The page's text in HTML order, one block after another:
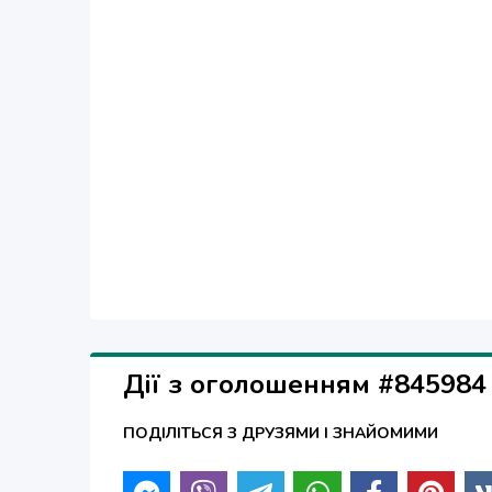
Дії з оголошенням #845984
ПОДІЛІТЬСЯ З ДРУЗЯМИ І ЗНАЙОМИМИ